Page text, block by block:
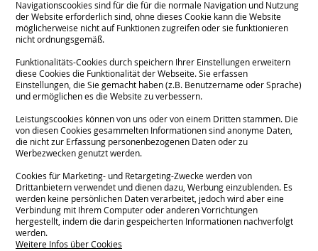
Navigationscookies sind für die für die normale Navigation und Nutzung
der Website erforderlich sind, ohne dieses Cookie kann die Website
möglicherweise nicht auf Funktionen zugreifen oder sie funktionieren
nicht ordnungsgemäß.
Funktionalitäts-Cookies durch speichern Ihrer Einstellungen erweitern
diese Cookies die Funktionalität der Webseite. Sie erfassen
Einstellungen, die Sie gemacht haben (z.B. Benutzername oder Sprache)
und ermöglichen es die Website zu verbessern.
Leistungscookies können von uns oder von einem Dritten stammen. Die
von diesen Cookies gesammelten Informationen sind anonyme Daten,
die nicht zur Erfassung personenbezogenen Daten oder zu
Werbezwecken genutzt werden.
Cookies für Marketing- und Retargeting-Zwecke werden von
Drittanbietern verwendet und dienen dazu, Werbung einzublenden. Es
werden keine persönlichen Daten verarbeitet, jedoch wird aber eine
Verbindung mit Ihrem Computer oder anderen Vorrichtungen
hergestellt, indem die darin gespeicherten Informationen nachverfolgt
werden.
Weitere Infos über Cookies